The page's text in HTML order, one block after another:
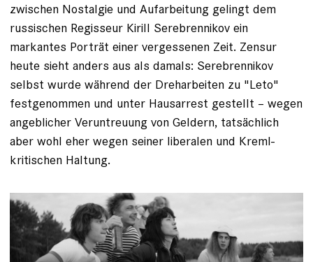
zwischen Nostalgie und Aufarbeitung gelingt dem
russischen Regisseur Kirill Serebrennikov ein
markantes Porträt einer vergessenen Zeit. Zensur
heute sieht anders aus als damals: Serebrennikov
selbst wurde während der Dreharbeiten zu "Leto"
festgenommen und unter Hausarrest gestellt – wegen
angeblicher Veruntreuung von Geldern, tatsächlich
aber wohl eher wegen seiner liberalen und Kreml-
kritischen Haltung.